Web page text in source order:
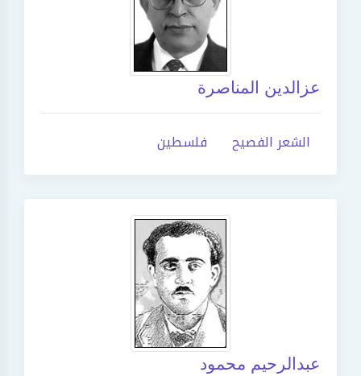
عزالدين المناصرة
الشعر الفصيح فلسطين
عبدالرحيم محمود